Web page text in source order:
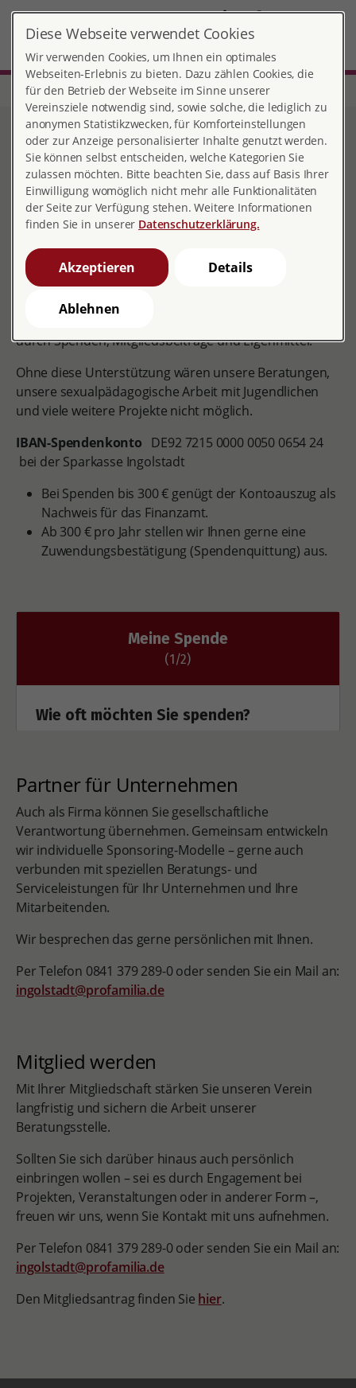
DE
Start Bayern Beratungsstelle Ingolstadt Spenden für pro familia
Spenden für pro familia
Wir brauchen Ihre Unterstützung
Unsere Beratungsstelle wird durch Zuschüsse vom
Land Bayern, der Stadt Ingolstadt sowie den
Landkreisen Pfaffenhofen, Eichstätt und Neuburg-
Schrobenhausen gefördert. Einen wichtigen Teil
durch Spenden, Mitgliedsbeiträge und Eigenmittel.
Ohne diese Unterstützung wären unsere Beratungen,
unsere sexualpädagogische Arbeit mit Jugendlichen
und viele weitere Projekte nicht möglich.
IBAN-Spendenkonto DE92 7215 0000 0050 0654 24
bei der Sparkasse Ingolstadt
Bei Spenden bis 300 € genügt der Kontoauszug als
Nachweis für das Finanzamt.
Ab 300 € pro Jahr stellen wir Ihnen gerne eine
Zuwendungsbestätigung (Spendenquittung) aus.
Partner für Unternehmen
Auch als Firma können Sie gesellschaftliche
Verantwortung übernehmen. Gemeinsam entwickeln
wir individuelle Sponsoring-Modelle – gerne auch
verbunden mit speziellen Beratungs- und
Serviceleistungen für Ihr Unternehmen und Ihre
Mitarbeitenden.
Wir besprechen das gerne persönlichen mit Ihnen.
Per Telefon 0841 379 289-0 oder senden Sie ein Mail an:
ingolstadt@profamilia.de
Mitglied werden
Mit Ihrer Mitgliedschaft stärken Sie unseren Verein
langfristig und sichern die Arbeit unserer
Beratungsstelle.
Sollten Sie sich darüber hinaus auch persönlich
einbringen wollen – sei es durch Engagement bei
Projekten, Veranstaltungen oder in anderer Form –,
freuen wir uns, wenn Sie Kontakt mit uns aufnehmen.
Per Telefon 0841 379 289-0 oder senden Sie ein Mail an:
ingolstadt@profamilia.de
Den Mitgliedsantrag finden Sie hier.
Diese Webseite verwendet Cookies
Wir verwenden Cookies, um Ihnen ein optimales
Webseiten-Erlebnis zu bieten. Dazu zählen Cookies, die
für den Betrieb der Webseite im Sinne unserer
Vereinsziele notwendig sind, sowie solche, die lediglich zu
anonymen Statistikzwecken, für Komforteinstellungen
oder zur Anzeige personalisierter Inhalte genutzt werden.
Sie können selbst entscheiden, welche Kategorien Sie
zulassen möchten. Bitte beachten Sie, dass auf Basis Ihrer
Einwilligung womöglich nicht mehr alle Funktionalitäten
der Seite zur Verfügung stehen. Weitere Informationen
finden Sie in unserer Datenschutzerklärung.
Akzeptieren Details
Ablehnen